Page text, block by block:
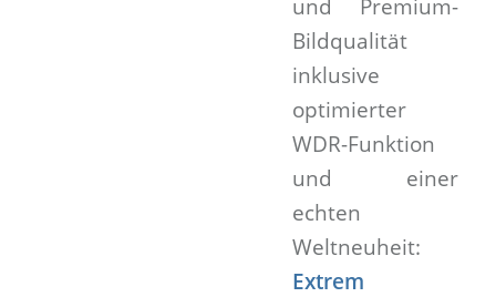
und Premium-
Bildqualität
inklusive
optimierter
WDR-Funktion
und einer
echten
Weltneuheit:
Extrem